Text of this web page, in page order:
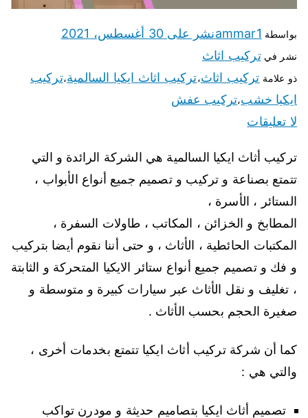
بواسطة ammar1نشر على 30 أغسطس، 2021
نشر فيتركيب اثاث
ذو علامة تركيب اثاث،تركيب اثاث ايكيا السالمية،تركيب
ايكيا خشب،تركيب عفش
لا تعليقات
تركيب أثاث ايكيا السالمية هي الشركة الرائدة و التي
تتمتع بصناعة و تركيب و تصميم جميع أنواع الأبواب ،
الستائر ، الأسرة ،
المطابخ و الخزائن ، المكاتب ، طاولات السفرة ،
المكتبات الحائطية ، الأثاث ، و حتى أننا نقوم أيضا بتركيب
و فك و تصميم جميع أنواع ستائر الايكيا المتحركة و الثابتة
، تغليف و نقل الأثاث عبر سيارات كبيرة و متوسطة و
صغيرة الحجم بحسب الأثاث .
كما أن شركة تركيب أثاث ايكيا تتمتع بخدمات أخرى ،
والتي هي :
تصميم أثاث ايكيا بتصاميم حديثة و مودرن تواكب